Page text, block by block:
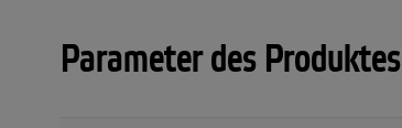
Parameter des Produktes